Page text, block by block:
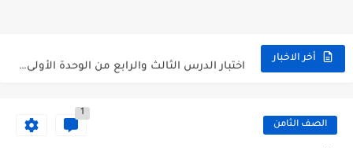
أخر الاخبار
سلم تصحيح مادة اللغة العربية لشهادة التعليم الاساسي والاعدادية الشرعية... الصف الثامن
1